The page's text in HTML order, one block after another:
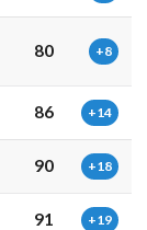
80 +8
86 +14
90 +18
91 +19